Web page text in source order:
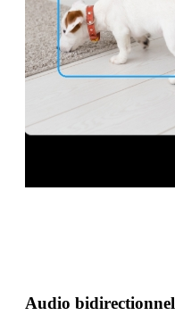
Audio bidirectionnel